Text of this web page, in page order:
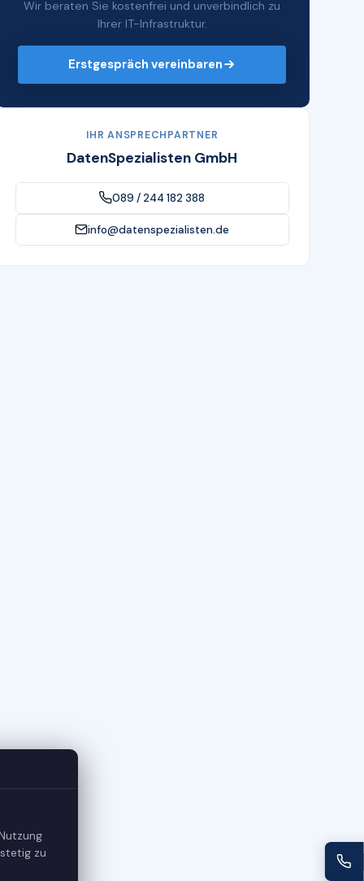
Wir beraten Sie kostenfrei und unverbindlich zu
Ihrer IT-Infrastruktur.
Erstgespräch vereinbaren
IHR ANSPRECHPARTNER
DatenSpezialisten GmbH
089 / 244 182 388
info@datenspezialisten.de
zu